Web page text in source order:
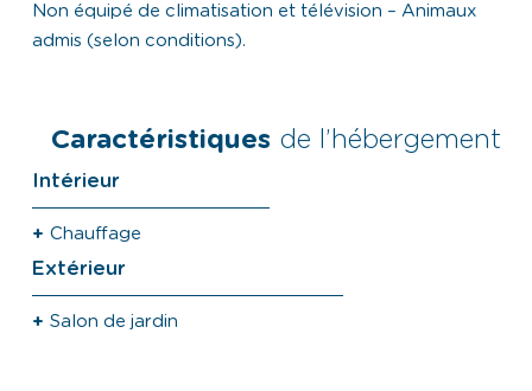
Non équipé de climatisation et télévision – Animaux
admis (selon conditions).
Caractéristiques de l’hébergement
Intérieur
Chauffage
Extérieur
Salon de jardin